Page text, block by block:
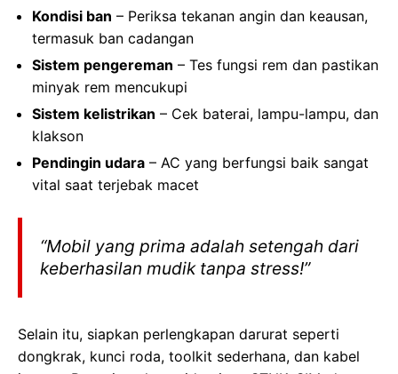
Kondisi ban – Periksa tekanan angin dan keausan,
termasuk ban cadangan
Sistem pengereman – Tes fungsi rem dan pastikan
minyak rem mencukupi
Sistem kelistrikan – Cek baterai, lampu-lampu, dan
klakson
Pendingin udara – AC yang berfungsi baik sangat
vital saat terjebak macet
“Mobil yang prima adalah setengah dari
keberhasilan mudik tanpa stress!”
Selain itu, siapkan perlengkapan darurat seperti
dongkrak, kunci roda, toolkit sederhana, dan kabel